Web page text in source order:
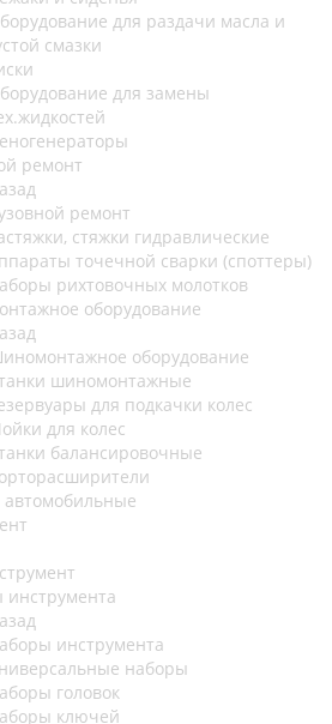
для раздачи масла и
смазки
для замены
ремонт
ремонт
стяжки гидравлические
точечной сварки (споттеры)
рихтовочных молотков
оборудование
оборудование
шиномонтажные
для подкачки колес
для колес
балансировочные
автомобильные
инструмента
инструмента
наборы
головок
ключей